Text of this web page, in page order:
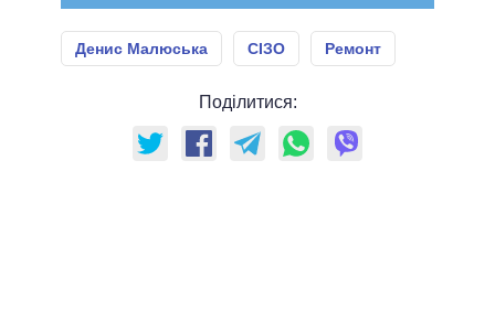
Денис Малюська СІЗО Ремонт
Поділитися: